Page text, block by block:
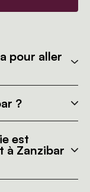
pour aller
?
est
à Zanzibar